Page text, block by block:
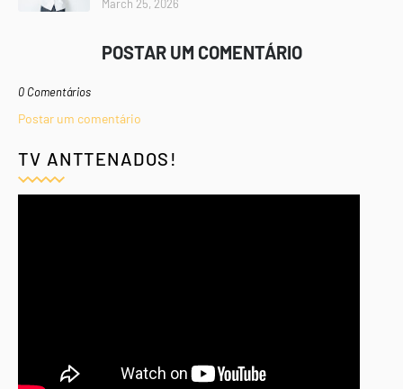
March 25, 2026
POSTAR UM COMENTÁRIO
0 Comentários
Postar um comentário
TV ANTTENADOS!